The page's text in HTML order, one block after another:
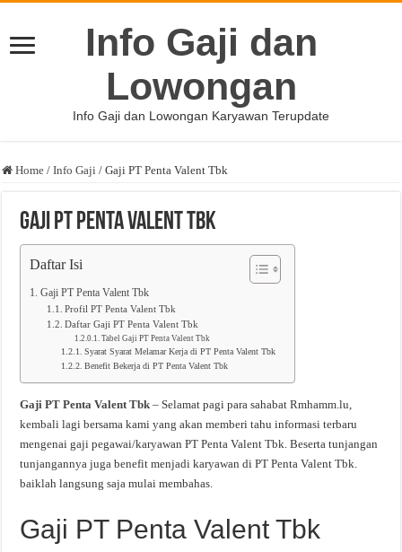
Info Gaji dan
Lowongan
Info Gaji dan Lowongan Karyawan Terupdate
Home / Info Gaji / Gaji PT Penta Valent Tbk
Gaji PT Penta Valent Tbk
Daftar Isi
Gaji PT Penta Valent Tbk
Profil PT Penta Valent Tbk
Daftar Gaji PT Penta Valent Tbk
Tabel Gaji PT Penta Valent Tbk
Syarat Syarat Melamar Kerja di PT Penta Valent Tbk
Benefit Bekerja di PT Penta Valent Tbk
Gaji PT Penta Valent Tbk – Selamat pagi para sahabat Rmhamm.lu,
kembali lagi bersama kami yang akan memberi tahu informasi terbaru
mengenai gaji pegawai/karyawan PT Penta Valent Tbk. Beserta tunjangan
tunjangannya juga benefit menjadi karyawan di PT Penta Valent Tbk.
baiklah langsung saja mulai membahas.
Gaji PT Penta Valent Tbk